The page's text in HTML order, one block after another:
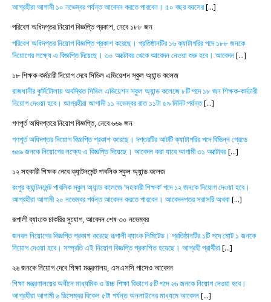
আগ্রহীরা আগামী ১০ নভেম্বর পর্যন্ত আবেদন করতে পারবেন। ৫০ বছর বয়সের[...]
পরিবেশ অধিদপ্তর নিয়োগ বিজ্ঞপ্তি প্রকাশ, নেবে ১৮৮ জন
পরিবেশ অধিদপ্তর নিয়োগ বিজ্ঞপ্তি প্রকাশ করেছে। প্রতিষ্ঠানটির ১৬ ক্যাটাগরির পদে ১৮৮ জনকে
নিয়োগের লক্ষ্যে এ বিজ্ঞপ্তি দিয়েছে। ৩০ অক্টোবর থেকে আবেদন নেওয়া শুরু হবে। আবেদন[...]
১৮ শিক্ষক-কর্মচারী নিয়োগ দেবে সিভিল এভিয়েশন স্কুল অ্যান্ড কলেজ
রাজধানীর কুর্মিটোলায় অবস্থিত সিভিল এভিয়েশন স্কুল অ্যান্ড কলেজে ৮টি পদে ১৮ জন শিক্ষক-কর্মচারী
নিয়োগ দেওয়া হবে। আগ্রহীরা আগামী ১১ নভেম্বর রাত ১১টা ৫৯ মিনিট পর্যন্ত[...]
গণপূর্ত অধিদপ্তরে নিয়োগ বিজ্ঞপ্তি, নেবে ৬৬৯ জন
গণপূর্ত অধিদপ্তর নিয়োগ বিজ্ঞপ্তি প্রকাশ করেছে। দপ্তরটির আটটি ক্যাটাগরির পদে বিভিন্ন গ্রেডে
৬৬৯ জনকে নিয়োগের লক্ষ্যে এ বিজ্ঞপ্তি দিয়েছে। আবেদন করা যাবে আগামী ৩১ অক্টোবর[...]
১২ সহকারী শিক্ষক নেবে ক্যান্টনমেন্ট পাবলিক স্কুল অ্যান্ড কলেজ
রংপুর ক্যান্টনমেন্ট পাবলিক স্কুল অ্যান্ড কলেজে ‘সহকারী শিক্ষক’ পদে ১২ জনকে নিয়োগ দেওয়া হবে।
আগ্রহীরা আগামী ২০ নভেম্বর পর্যন্ত আবেদন করতে পারবেন। আবেদনপত্র সরাসরি অথবা[...]
রূপালী ব্যাংকে চাকরির সুযোগ, আবেদন শেষ ৩০ নভেম্বর
জনবল নিয়োগের বিজ্ঞপ্তি প্রকাশ করেছে রূপালী ব্যাংক লিমিটেড। প্রতিষ্ঠানটির ১টি পদে মোট ১ জনকে
নিয়োগ দেওয়া হবে। সম্প্রতি এই নিয়োগ বিজ্ঞপ্তি প্রকাশিত হয়েছে। আগ্রহী প্রার্থীরা[...]
২৬ জনকে নিয়োগ দেবে শিক্ষা মন্ত্রণালয়, এসএসসি পাসেও আবেদন
শিক্ষা মন্ত্রণালয়ের অধীনে মাধ্যমিক ও উচ্চ শিক্ষা বিভাগে ৫টি পদে ২৬ জনকে নিয়োগ দেওয়া হবে।
আগ্রহীরা আগামী ৬ ডিসেম্বর বিকেল ৫টা পর্যন্ত অনলাইনের মাধ্যমে আবেদন[...]